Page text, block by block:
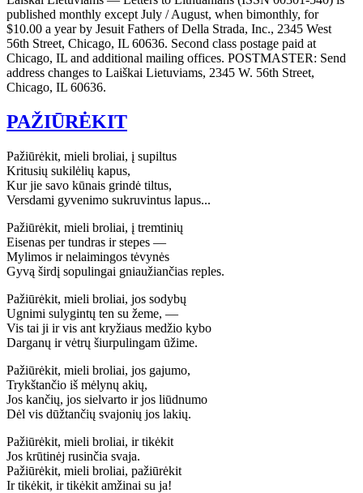
published monthly except July / August, when bimonthly, for
$10.00 a year by Jesuit Fathers of Della Strada, Inc., 2345 West
56th Street, Chicago, IL 60636. Second class postage paid at
Chicago, IL and additional mailing offices. POSTMASTER: Send
address changes to Laiškai Lietuviams, 2345 W. 56th Street,
Chicago, IL 60636.
PAŽIŪRĖKIT
Pažiūrėkit, mieli broliai, į supiltus
Kritusių sukilėlių kapus,
Kur jie savo kūnais grindė tiltus,
Versdami gyvenimo sukruvintus lapus...
Pažiūrėkit, mieli broliai, į tremtinių
Eisenas per tundras ir stepes —
Mylimos ir nelaimingos tėvynės
Gyvą širdį sopulingai gniaužiančias reples.
Pažiūrėkit, mieli broliai, jos sodybų
Ugnimi sulygintų ten su žeme, —
Vis tai ji ir vis ant kryžiaus medžio kybo
Darganų ir vėtrų šiurpulingam ūžime.
Pažiūrėkit, mieli broliai, jos gajumo,
Trykštančio iš mėlynų akių,
Jos kančių, jos sielvarto ir jos liūdnumo
Dėl vis dūžtančių svajonių jos lakių.
Pažiūrėkit, mieli broliai, ir tikėkit
Jos krūtinėj rusinčia svaja.
Pažiūrėkit, mieli broliai, pažiūrėkit
Ir tikėkit, ir tikėkit amžinai su ja!